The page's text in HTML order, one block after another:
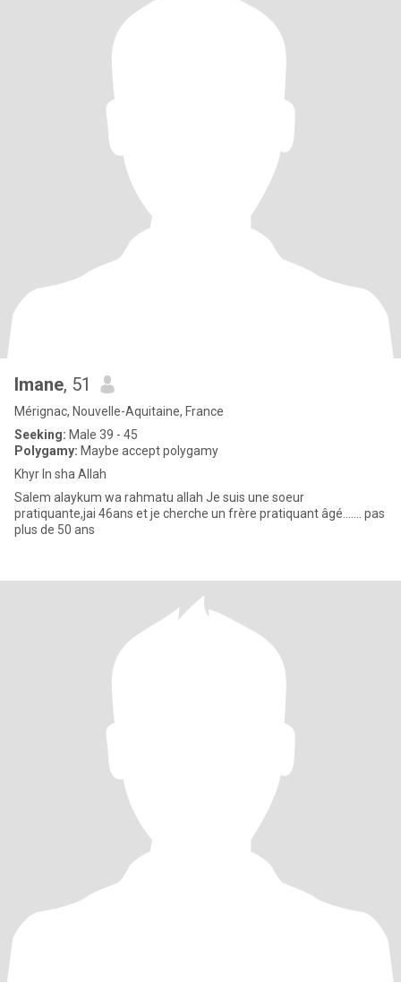
Imane, 51
Mérignac, Nouvelle-Aquitaine, France
Seeking: Male 39 - 45
Polygamy: Maybe accept polygamy
Khyr In sha Allah
Salem alaykum wa rahmatu allah Je suis une soeur
pratiquante,jai 46ans et je cherche un frère pratiquant âgé....... pas
plus de 50 ans